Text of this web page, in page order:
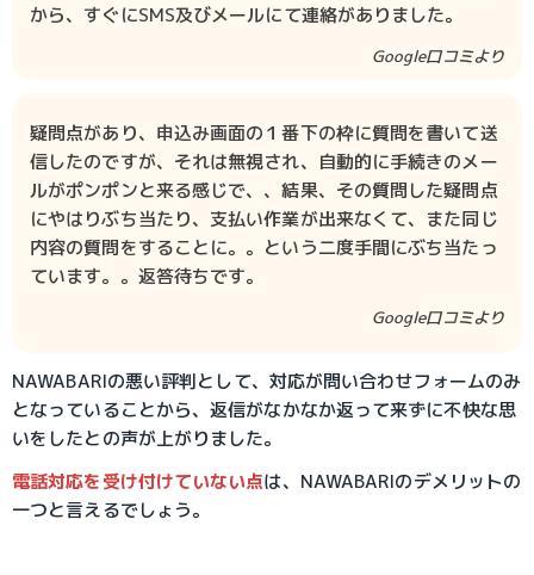
から、すぐにSMS及びメールにて連絡がありました。
Google口コミより
疑問点があり、申込み画面の１番下の枠に質問を書いて送
信したのですが、それは無視され、自動的に手続きのメー
ルがポンポンと来る感じで、、結果、その質問した疑問点
にやはりぶち当たり、支払い作業が出来なくて、また同じ
内容の質問をすることに。。という二度手間にぶち当たっ
ています。。返答待ちです。
Google口コミより
NAWABARIの悪い評判として、対応が問い合わせフォームのみ
となっていることから、返信がなかなか返って来ずに不快な思
いをしたとの声が上がりました。
電話対応を受け付けていない点は、NAWABARIのデメリットの
一つと言えるでしょう。